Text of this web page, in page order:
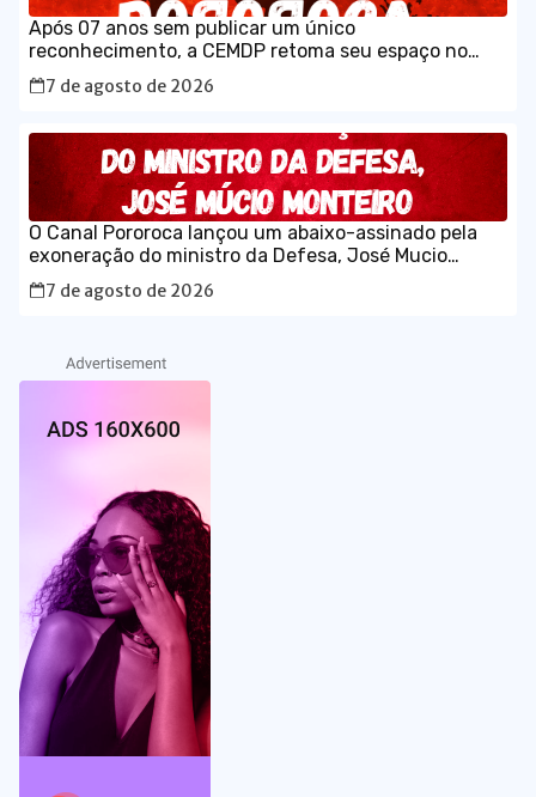
Após 07 anos sem publicar um único
reconhecimento, a CEMDP retoma seu espaço no
Diário Ofical da União, com o caso histórico de JK.
7 de agosto de 2026
O Canal Pororoca lançou um abaixo-assinado pela
exoneração do ministro da Defesa, José Mucio
Monteiro.
7 de agosto de 2026